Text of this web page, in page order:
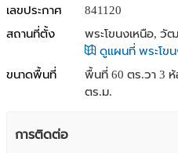
เลขประกาศ
841120
สถานที่ตั้ง
พระโขนงเหนือ, วั
ดูแผนที่ พระโขน
ขนาดพื้นที่
พื้นที่ 60 ตร.วา 3
ตร.ม.
การติดต่อ